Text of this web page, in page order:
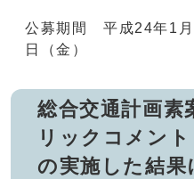
公募期間 平成24年1
日（金）
総合交通計画
リックコメント
の実施した結